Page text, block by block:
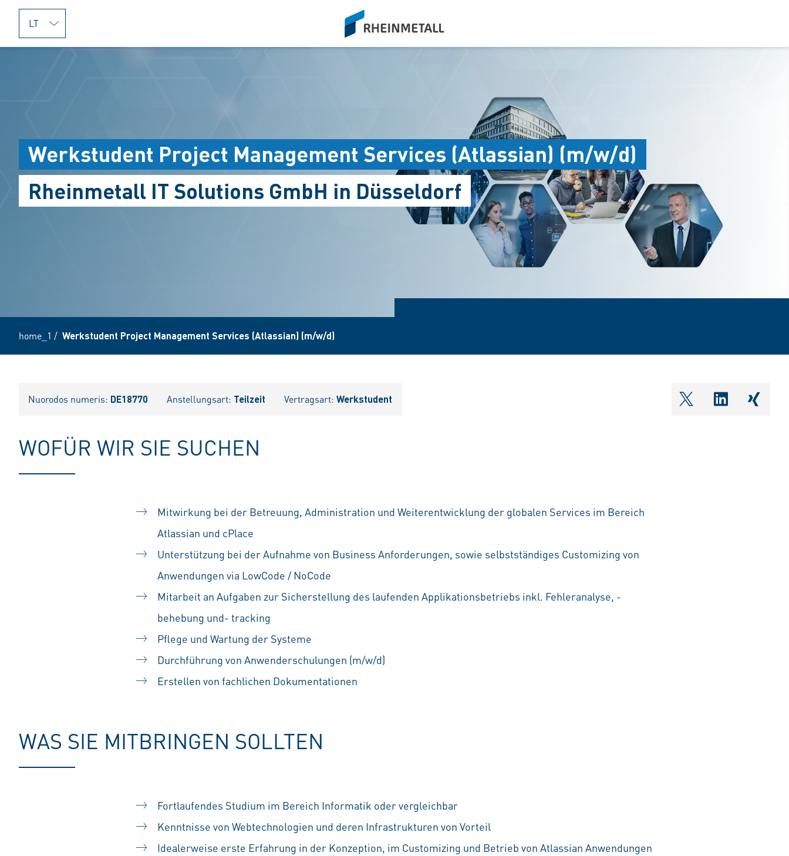
jumpToMain
siteLogo
Werkstudent Project Management Services (Atlassian) (m/w/d)
Rheinmetall IT Solutions GmbH in Düsseldorf
home_1 / Werkstudent Project Management Services (Atlassian) (m/w/d)
Nuorodos numeris: DE18770 Anstellungsart: Teilzeit Vertragsart: Werkstudent shareOntwitter
WOFÜR WIR SIE SUCHEN
Mitwirkung bei der Betreuung, Administration und Weiterentwicklung der globalen Services im Bereich
Atlassian und cPlace
Unterstützung bei der Aufnahme von Business Anforderungen, sowie selbstständiges Customizing von
Anwendungen via LowCode / NoCode
Mitarbeit an Aufgaben zur Sicherstellung des laufenden Applikationsbetriebs inkl. Fehleranalyse, -
behebung und- tracking
Pflege und Wartung der Systeme
Durchführung von Anwenderschulungen (m/w/d)
Erstellen von fachlichen Dokumentationen
WAS SIE MITBRINGEN SOLLTEN
Fortlaufendes Studium im Bereich Informatik oder vergleichbar
Kenntnisse von Webtechnologien und deren Infrastrukturen von Vorteil
Idealerweise erste Erfahrung in der Konzeption, im Customizing und Betrieb von Atlassian Anwendungen